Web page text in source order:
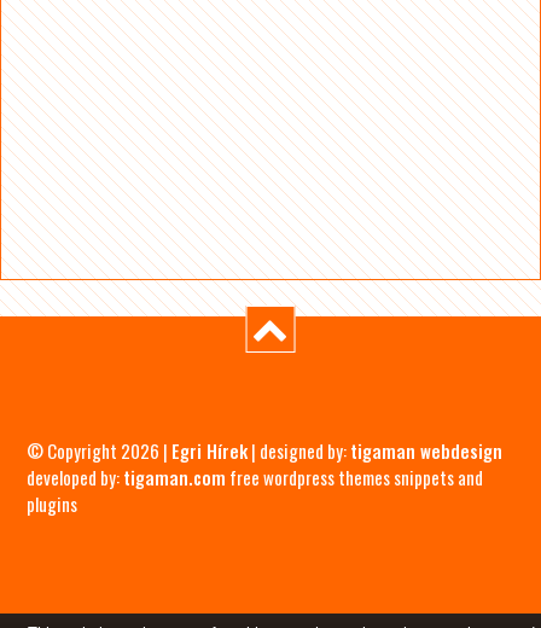
© Copyright 2026 | Egri Hírek| designed by:tigaman webdesign
developed by:tigaman.com free wordpress themes snippets and
plugins